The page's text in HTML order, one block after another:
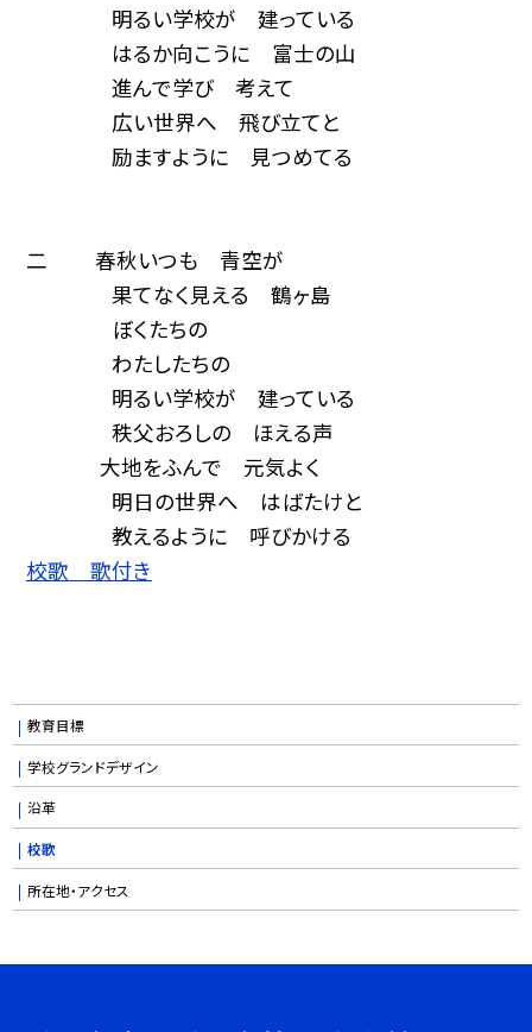
明るい学校が 建っている
はるか向こうに 富士の山
進んで学び 考えて
広い世界へ 飛び立てと
励ますように 見つめてる
二 春秋いつも 青空が
果てなく見える 鶴ヶ島
ぼくたちの
わたしたちの
明るい学校が 建っている
秩父おろしの ほえる声
大地をふんで 元気よく
明日の世界へ はばたけと
教えるように 呼びかける
校歌 歌付き
教育目標
学校グランドデザイン
沿革
校歌
所在地・アクセス